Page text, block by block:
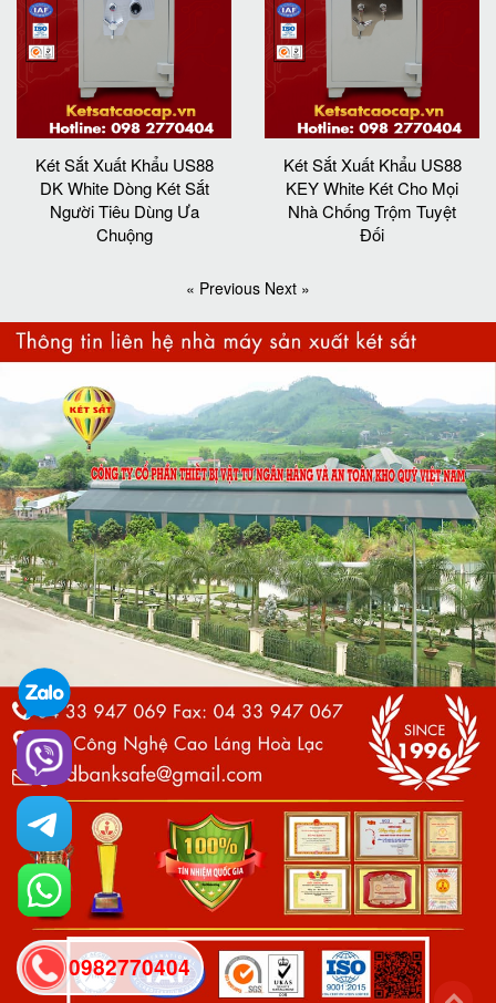
Két Sắt Xuất Khẩu US88
DK White Dòng Két Sắt
Người Tiêu Dùng Ưa
Chuộng
Két Sắt Xuất Khẩu US88
KEY White Két Cho Mọi
Nhà Chống Trộm Tuyệt
Đối
« Previous Next »
0982770404